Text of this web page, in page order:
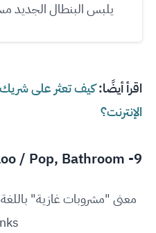
يلبس البنطال الجديد
اقرأ أيضًا:كيف تعثر على شريك
الإنترنت؟
9- Fizzy Drink, Loo / Pop, Bathroom